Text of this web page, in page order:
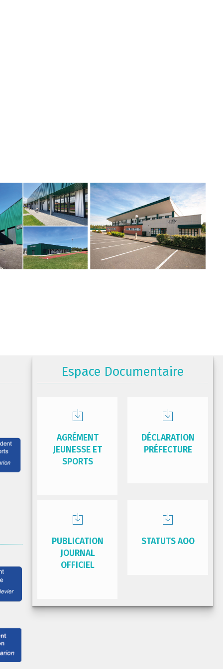
Espace Documentaire
AGRÉMENT
JEUNESSE ET
SPORTS
DÉCLARATION
PRÉFECTURE
PUBLICATION
JOURNAL
OFFICIEL
STATUTS AOO